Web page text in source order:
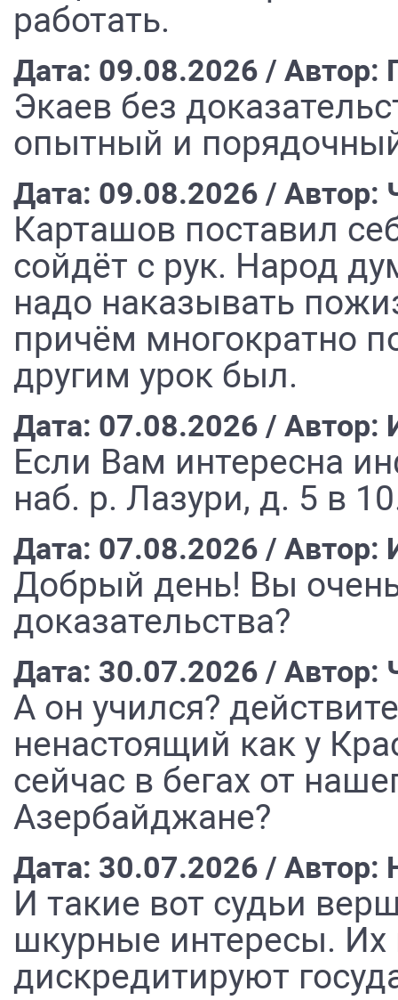
работать.
Дата: 09.08.2026 / Автор:
Экаев без
опытный и
Дата: 09.08.2026 / Автор:
Карташов поставил
сойдёт с рук. Народ
надо наказывать
причём многократно
другим урок был.
Дата: 07.08.2026 / Автор:
Если Вам интересна
наб. р. Лазури, д. 5 в
Дата: 07.08.2026 / Автор:
Добрый день! Вы
доказательства?
Дата: 30.07.2026 / Автор:
А он учился?
ненастоящий как у
сейчас в бегах от
Азербайджане?
Дата: 30.07.2026 / Автор:
И такие вот судьи
шкурные интересы. Их
дискредитируют